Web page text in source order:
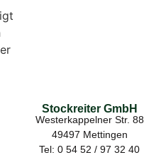
Stockreiter GmbH
Westerkappelner Str. 88
49497 Mettingen
Tel: 0 54 52 / 97 32 40